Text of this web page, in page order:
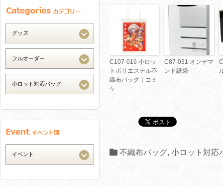
C107-016 小ロッ
トポリエステル不
織布バッグ｜コミ
ケ
C87-031 オンデマ
ンド紙袋
不織布バッグ, 小ロット対応